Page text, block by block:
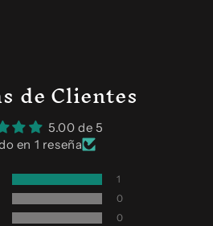
de Clientes
5.00 de 5
en 1 reseña
1
0
0